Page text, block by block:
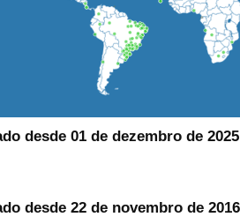
desde 01 de dezembro de
desde 22 de novembro de